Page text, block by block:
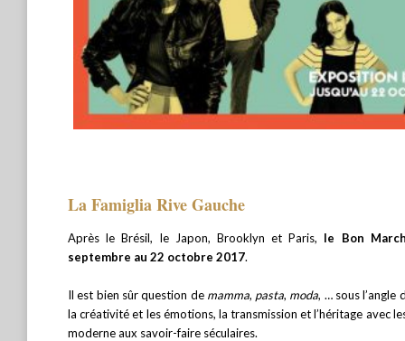
La Famiglia Rive Gauche
Après le Brésil, le Japon, Brooklyn et Paris, le Bon
septembre au 22 octobre 2017.
Il est bien sûr question de mamma, pasta, moda, … sous l’angle
la créativité et les émotions, la transmission et l’héritage avec
moderne aux savoir-faire séculaires.